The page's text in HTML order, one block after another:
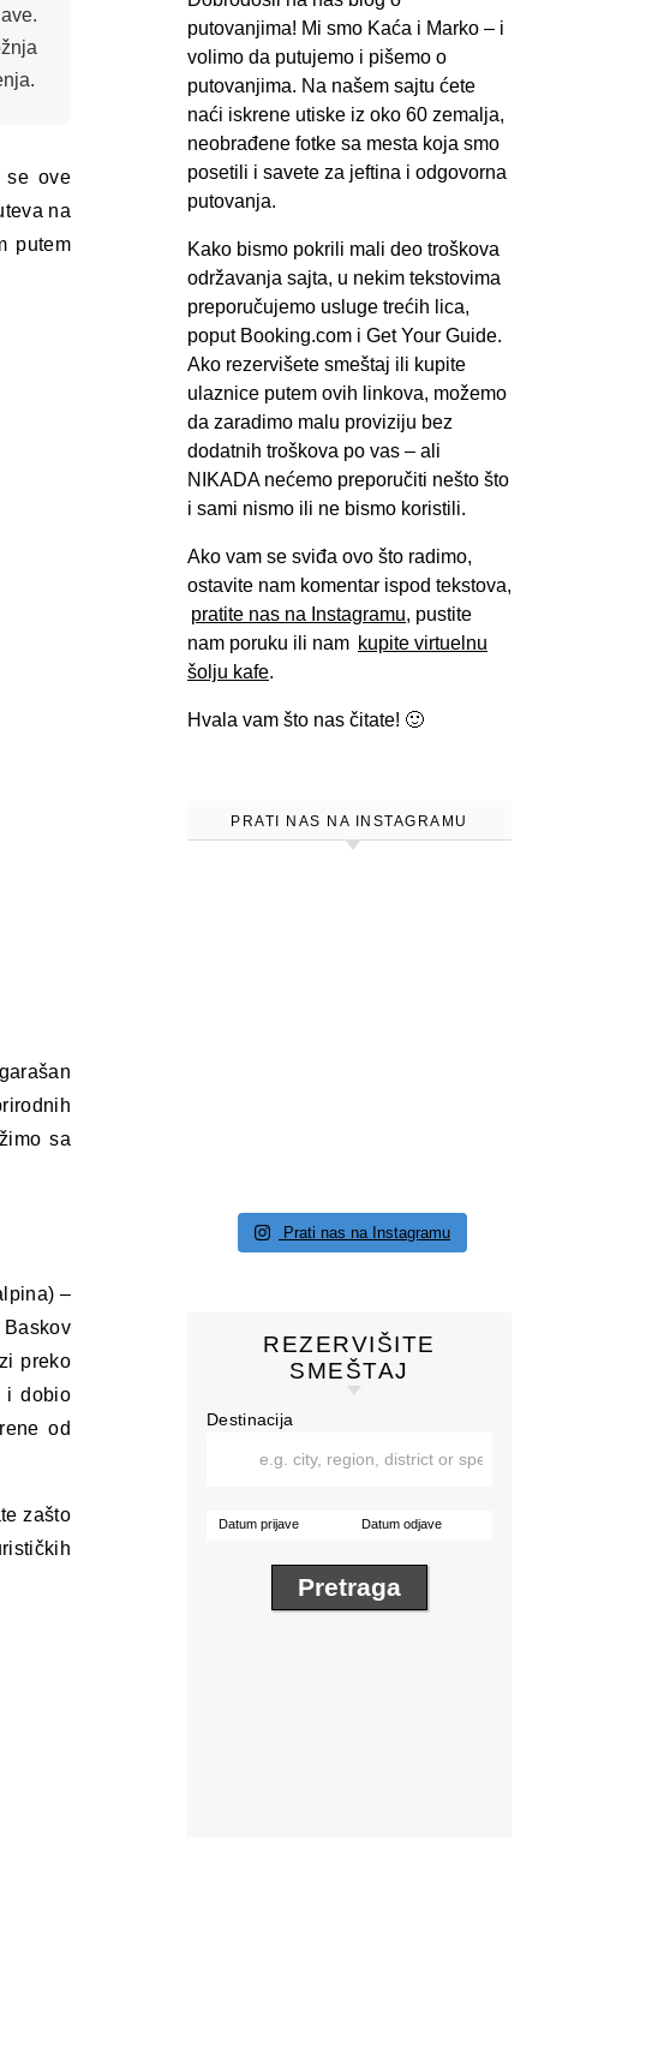
se ove
na
putem
sa
–
preko
i dobio
od
zašto
putovanjima! Mi smo Kaća i Marko – i
volimo da putujemo i pišemo o
putovanjima. Na našem sajtu ćete
naći iskrene utiske iz oko 60 zemalja,
neobrađene fotke sa mesta koja smo
posetili i savete za jeftina i odgovorna
putovanja.
Kako bismo pokrili mali deo troškova
održavanja sajta, u nekim tekstovima
preporučujemo usluge trećih lica,
poput Booking.com i Get Your Guide.
Ako rezervišete smeštaj ili kupite
ulaznice putem ovih linkova, možemo
da zaradimo malu proviziju bez
dodatnih troškova po vas – ali
NIKADA nećemo preporučiti nešto što
i sami nismo ili ne bismo koristili.
Ako vam se sviđa ovo što radimo,
ostavite nam komentar ispod tekstova,
pratite nas na Instagramu, pustite
nam poruku ili nam kupite virtuelnu
šolju kafe.
Hvala vam što nas čitate! 🙂
PRATI NAS NA INSTAGRAMU
Prati nas na Instagramu
REZERVIŠITE
SMEŠTAJ
Destinacija
Datum prijave Datum odjave